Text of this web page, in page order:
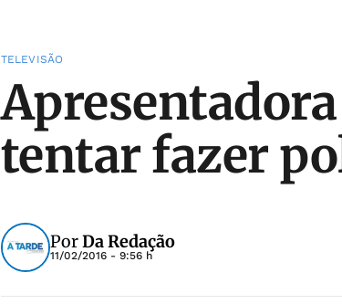
TELEVISÃO
tentar fazer
PorDa Redação
11/02/2016 - 9:56 h